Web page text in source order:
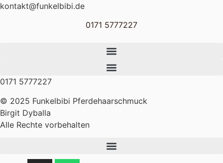
Zum
kontakt@funkelbibi.de
0171 5777227
0171 5777227
© 2025 Funkelbibi Pferdehaarschmuck
Birgit Dyballa
Alle Rechte vorbehalten